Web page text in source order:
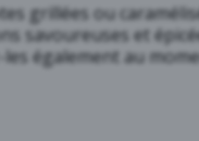
grillées ou
savoureuses et
également au